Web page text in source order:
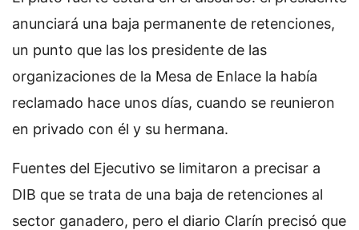
anunciará una baja permanente de retenciones,
un punto que las los presidente de las
organizaciones de la Mesa de Enlace la había
reclamado hace unos días, cuando se reunieron
en privado con él y su hermana.
Fuentes del Ejecutivo se limitaron a precisar a
DIB que se trata de una baja de retenciones al
sector ganadero, pero el diario Clarín precisó que